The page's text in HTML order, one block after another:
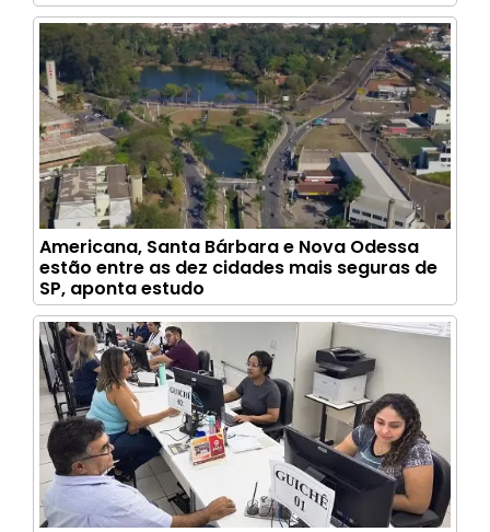
Americana, Santa Bárbara e Nova Odessa
estão entre as dez cidades mais seguras de
SP, aponta estudo